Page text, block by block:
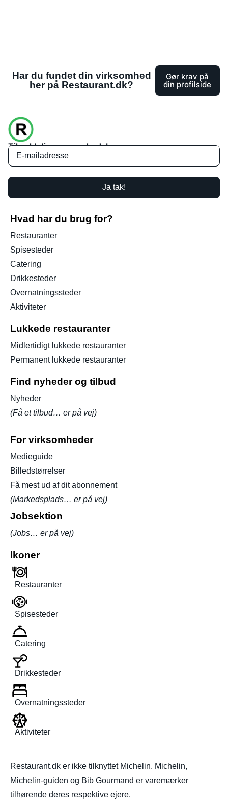
Har du fundet din virksomhed
her på Restaurant.dk?
Gør krav på
din profilside
Tilmeld dig vores nyhedsbrev
Ja tak!
Hvad har du brug for?
Restauranter
Spisesteder
Catering
Drikkesteder
Overnatningssteder
Aktiviteter
Lukkede restauranter
Midlertidigt lukkede restauranter
Permanent lukkede restauranter
Find nyheder og tilbud
Nyheder
(Få et tilbud… er på vej)
For virksomheder
Medieguide
Billedstørrelser
Få mest ud af dit abonnement
(Markedsplads… er på vej)
Jobsektion
(Jobs… er på vej)
Ikoner
Restauranter
Spisesteder
Catering
Drikkesteder
Overnatningssteder
Aktiviteter
Restaurant.dk er ikke tilknyttet Michelin. Michelin,
Michelin-guiden og Bib Gourmand er varemærker
tilhørende deres respektive ejere.